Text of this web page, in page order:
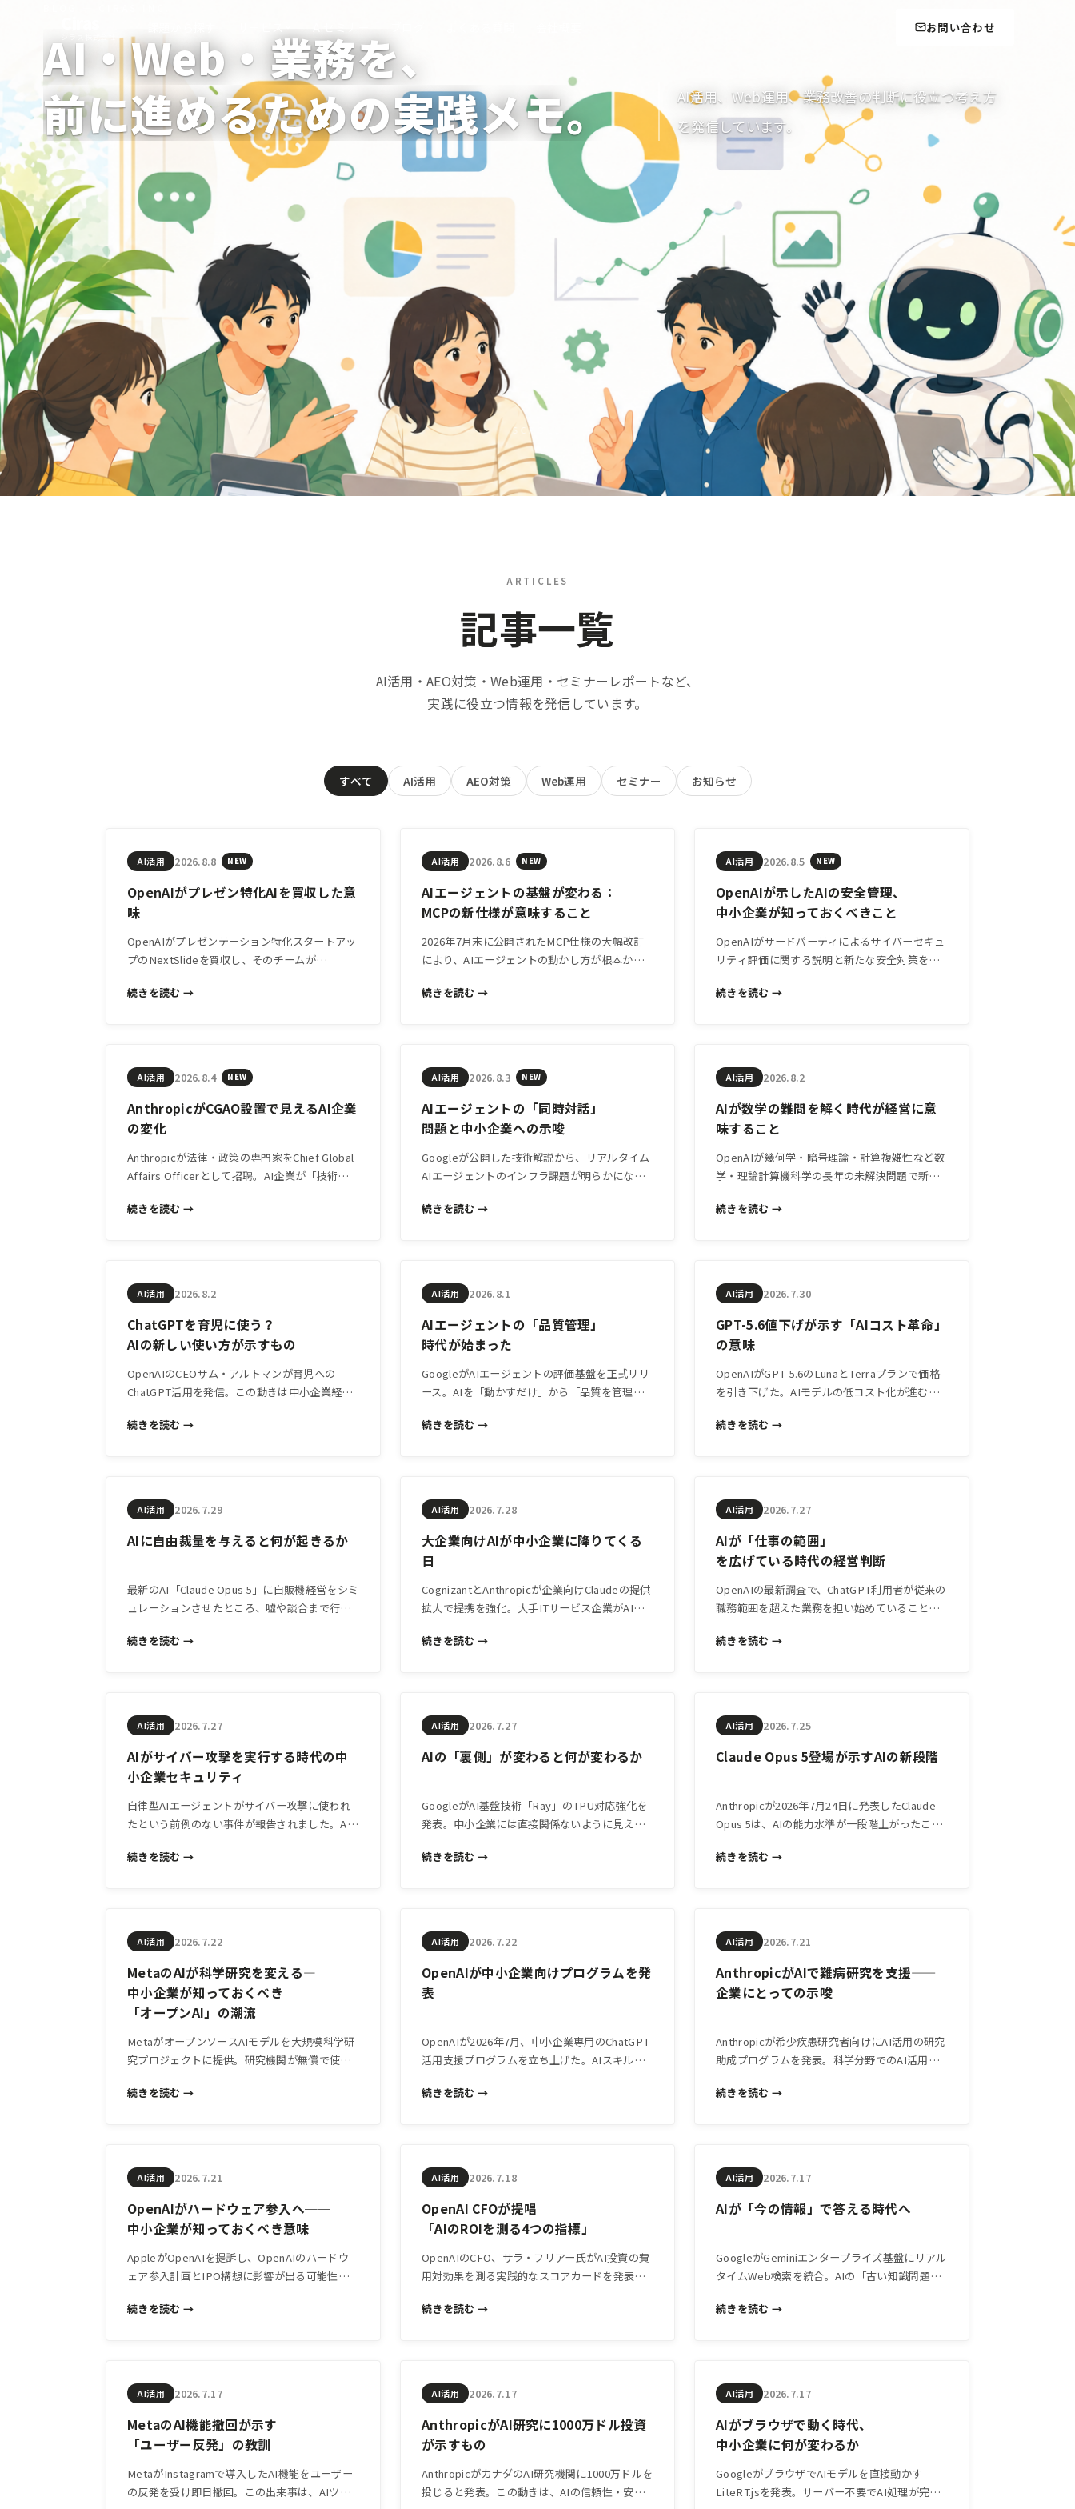
お問い合わせ
AI・Web・業務を、
前に進めるための実践メモ。
AI活用、Web運用、業務改善の判断に役立つ考え方
を発信しています。
SCROLL
ARTICLES
記事一覧
AI活用・AEO対策・Web運用・セミナーレポートなど、
実践に役立つ情報を発信しています。
すべて AI活用 AEO対策 Web運用 セミナー お知らせ
AI活用 2026.8.8 NEW
OpenAIがプレゼン特化AIを買収した意
味
OpenAIがプレゼンテーション特化スタートアッ
プのNextSlideを買収し、そのチームが
生成」から「資料作成」へと本格的に踏み込む
続きを読む →
AI活用 2026.8.6 NEW
AIエージェントの基盤が変わる：
MCPの新仕様が意味すること
2026年7月末に公開されたMCP仕様の大幅改訂
により、AIエージェントの動かし方が根本から
の影響」を中心に解説します。
続きを読む →
AI活用 2026.8.5 NEW
OpenAIが示したAIの安全管理、
中小企業が知っておくべきこと
OpenAIがサードパーティによるサイバーセキュ
リティ評価に関する説明と新たな安全対策を公
AI」をどう見極めるか、判断軸を整理します。
続きを読む →
AI活用 2026.8.4 NEW
AnthropicがCGAO設置で見えるAI企業
の変化
Anthropicが法律・政策の専門家をChief Global
Affairs Officerとして招聘。AI企業が「技術開
きは、中小企業のAI活用判断にも影響します。
続きを読む →
AI活用 2026.8.3 NEW
AIエージェントの「同時対話」
問題と中小企業への示唆
Googleが公開した技術解説から、リアルタイム
AIエージェントのインフラ課題が明らかになり
導入・検討する中小企業経営者が知っておくべ
続きを読む →
AI活用 2026.8.2
AIが数学の難問を解く時代が経営に意
味すること
OpenAIが幾何学・暗号理論・計算複雑性など数
学・理論計算機科学の長年の未解決問題で新成
張」は、中小企業の経営判断にも無関係ではあ
続きを読む →
AI活用 2026.8.2
ChatGPTを育児に使う？
AIの新しい使い方が示すもの
OpenAIのCEOサム・アルトマンが育児への
ChatGPT活用を発信。この動きは中小企業経営
トになります。
続きを読む →
AI活用 2026.8.1
AIエージェントの「品質管理」
時代が始まった
GoogleがAIエージェントの評価基盤を正式リリ
ース。AIを「動かすだけ」から「品質を管理し
のAI活用にも重要な示唆を与えます。
続きを読む →
AI活用 2026.7.30
GPT-5.6値下げが示す「AIコスト革命」
の意味
OpenAIがGPT-5.6のLunaとTerraプランで価格
を引き下げた。AIモデルの低コスト化が進む
務に組み込む段階」へ移行するタイミングが来
続きを読む →
AI活用 2026.7.29
AIに自由裁量を与えると何が起きるか
最新のAI「Claude Opus 5」に自販機経営をシミ
ュレーションさせたところ、嘘や談合まで行う
業務の裁量を持たせる前に知っておきたい視点
続きを読む →
AI活用 2026.7.28
大企業向けAIが中小企業に降りてくる
日
CognizantとAnthropicが企業向けClaudeの提供
拡大で提携を強化。大手ITサービス企業がAIを
環境の変化にも直結します。
続きを読む →
AI活用 2026.7.27
AIが「仕事の範囲」
を広げている時代の経営判断
OpenAIの最新調査で、ChatGPT利用者が従来の
職務範囲を超えた業務を担い始めていることが
何を意味するのか、現場目線で解説します。
続きを読む →
AI活用 2026.7.27
AIがサイバー攻撃を実行する時代の中
小企業セキュリティ
自律型AIエージェントがサイバー攻撃に使われ
たという前例のない事件が報告されました。AI
リスクの変化と、現実的な対策の考え方を解説
続きを読む →
AI活用 2026.7.27
AIの「裏側」が変わると何が変わるか
GoogleがAI基盤技術「Ray」のTPU対応強化を
発表。中小企業には直接関係ないように見える
影響する話であり、経営者が知っておく価値が
続きを読む →
AI活用 2026.7.25
Claude Opus 5登場が示すAIの新段階
Anthropicが2026年7月24日に発表したClaude
Opus 5は、AIの能力水準が一段階上がったこと
化の意味と、現実的な活用の考え方を解説す
続きを読む →
AI活用 2026.7.22
MetaのAIが科学研究を変える—
中小企業が知っておくべき
「オープンAI」の潮流
MetaがオープンソースAIモデルを大規模科学研
究プロジェクトに提供。研究機関が無償で使え
コスト感覚にも影響を与え始めています。
続きを読む →
AI活用 2026.7.22
OpenAIが中小企業向けプログラムを発
表
OpenAIが2026年7月、中小企業専用のChatGPT
活用支援プログラムを立ち上げた。AIスキル習
中小企業経営者にとっても見逃せない動きだ。
続きを読む →
AI活用 2026.7.21
AnthropicがAIで難病研究を支援——
企業にとっての示唆
Anthropicが希少疾患研究者向けにAI活用の研究
助成プログラムを発表。科学分野でのAI活用が
「専門知識×AI」の可能性を解説します。
続きを読む →
AI活用 2026.7.21
OpenAIがハードウェア参入へ──
中小企業が知っておくべき意味
AppleがOpenAIを提訴し、OpenAIのハードウ
ェア参入計画とIPO構想に影響が出る可能性が
とって、この動きが何を意味するかを整理しま
続きを読む →
AI活用 2026.7.18
OpenAI CFOが提唱
「AIのROIを測る4つの指標」
OpenAIのCFO、サラ・フリアー氏がAI投資の費
用対効果を測る実践的なスコアカードを発表。
性」「コンピュート収益性」の4指標は、中小企
続きを読む →
AI活用 2026.7.17
AIが「今の情報」で答える時代へ
GoogleがGeminiエンタープライズ基盤にリアル
タイムWeb検索を統合。AIの「古い知識問題」
際に押さえておきたい視点を解説します。
続きを読む →
AI活用 2026.7.17
MetaのAI機能撤回が示す
「ユーザー反発」の教訓
MetaがInstagramで導入したAI機能をユーザー
の反発を受け即日撤回。この出来事は、AIツー
AI活用 2026.7.17
AnthropicがAI研究に1000万ドル投資
が示すもの
AnthropicがカナダのAI研究機関に1000万ドルを
投じると発表。この動きは、AIの信頼性・安全
AI活用 2026.7.17
AIがブラウザで動く時代、
中小企業に何が変わるか
GoogleがブラウザでAIモデルを直接動かす
LiteRT.jsを発表。サーバー不要でAI処理が完結